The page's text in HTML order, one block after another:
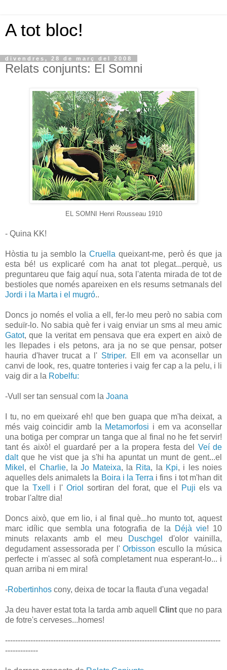
A tot bloc!
divendres, 28 de març del 2008
Relats conjunts: El Somni
EL SOMNI Henri Rousseau 1910
- Quina KK!
Hòstia tu ja semblo la Cruella queixant-me, però és que ja
esta bé! us explicaré com ha anat tot plegat...perquè, us
preguntareu que faig aquí nua, sota l'atenta mirada de tot de
bestioles que només apareixen en els resums setmanals del
Jordi i la Marta i el mugró..
Doncs jo només el volia a ell, fer-lo meu però no sabia com
seduïr-lo. No sabia què fer i vaig enviar un sms al meu amic
Gatot, que la veritat em pensava que era expert en això de
les llepades i els petons, ara ja no se que pensar, potser
hauria d'haver trucat a l' Striper. Ell em va aconsellar un
canvi de look, res, quatre tonteries i vaig fer cap a la pelu, i li
vaig dir a la Robelfu:
-Vull ser tan sensual com la Joana
I tu, no em queixaré eh! que ben guapa que m'ha deixat, a
més vaig coincidir amb la Metamorfosi i em va aconsellar
una botiga per comprar un tanga que al final no he fet servir!
tant és això! el guardaré per a la propera festa del Veí de
daltque he vist que ja s'hi ha apuntat un munt de gent...el
Mikel , el Charlie, laJo Mateixa, la Rita, la Kpi, i les noies
aquelles dels animalets la Boira i la Terra i fins i tot m'han dit
que laTxell i l'Oriol sortiran del forat, que el Puji els va
trobar l'altre dia!
Doncs això, que em lio, i al final què...ho munto tot, aquest
marc idílic que sembla una fotografia de la
Déjà vie! 10
minuts relaxants amb el meu Duschgel
d'olor vainilla,
degudament assessorada per l'Orbisson escullo la música
perfecte i m'assec al sofà completament nua esperant-lo... i
quan arriba ni em mira!
-Robertinhos cony, deixa de tocar la flauta d'una vegada!
Ja deu haver estat tota la tarda amb aquell Clint que no para
de fotre's cerveses...homes!
-------------------------------------------------------------------------------------
-------------